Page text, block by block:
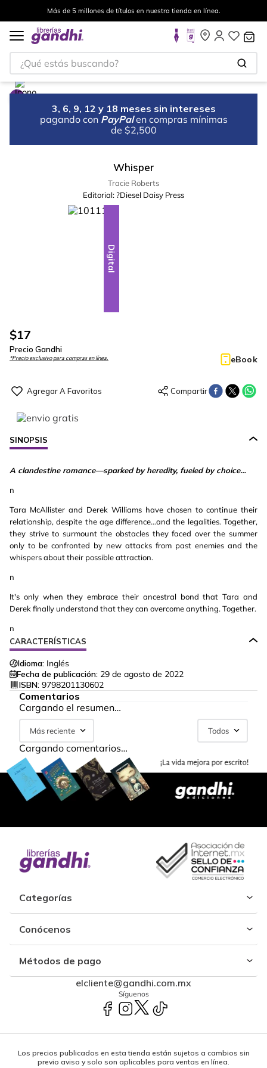
Más de 5 millones de títulos en nuestra tienda en línea.
¿Qué estás buscando?
3, 6, 9, 12 y 18 meses sin intereses
pagando con PayPal en compras mínimas
de $2,500
Whisper
Tracie Roberts
Editorial: ?Diesel Daisy Press
Digital
$17
Precio Gandhi
*Precio exclusivo para compras en línea. eBook
SINOPSIS
A clandestine romance—sparked by heredity, fueled by choice…
n
Tara McAllister and Derek Williams have chosen to continue their
relationship, despite the age difference…and the legalities. Together,
they strive to surmount the obstacles they faced over the summer
only to be confronted by new attacks from past enemies and the
whispers about their possible attraction.
n
It's only when they embrace their ancestral bond that Tara and
Derek finally understand that they can overcome anything. Together.
n
CARACTERÍSTICAS
Idioma: Inglés
Fecha de publicación: 29 de agosto de 2022
ISBN: 9798201130602
Comentarios
Cargando el resumen…
Más reciente Todos
Cargando comentarios…
Categorías
Conócenos
Métodos de pago
elcliente@gandhi.com.mx
Síguenos
Los precios publicados en esta tienda están sujetos a cambios sin
previo aviso y solo son aplicables para ventas en línea.